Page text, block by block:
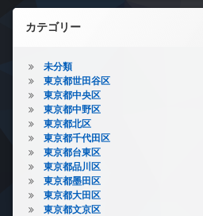
カテゴリー
未分類
東京都世田谷区
東京都中央区
東京都中野区
東京都北区
東京都千代田区
東京都台東区
東京都品川区
東京都墨田区
東京都大田区
東京都文京区